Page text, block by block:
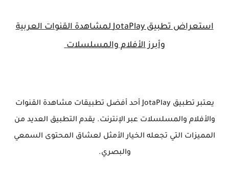
استعراض تطبيق JotaPlay لمشاهدة القنوات العربية
وأبرز الأفلام والمسلسلات
يعتبر تطبيق JotaPlay أحد أفضل تطبيقات مشاهدة القنوات
والأفلام والمسلسلات عبر الإنترنت. يقدم التطبيق العديد من
المميزات التي تجعله الخيار الأمثل لعشاق المحتوى السمعي
والبصري.